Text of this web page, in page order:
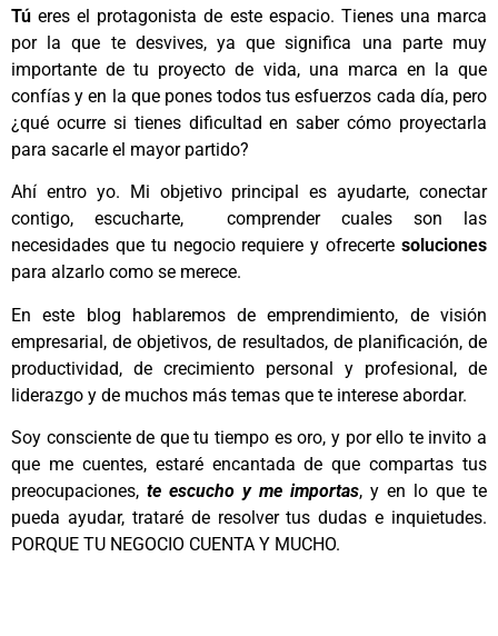
Tú eres el protagonista de este espacio. Tienes una marca
por la que te desvives, ya que significa una parte muy
importante de tu proyecto de vida, una marca en la que
confías y en la que pones todos tus esfuerzos cada día, pero
¿qué ocurre si tienes dificultad en saber cómo proyectarla
para sacarle el mayor partido?
Ahí entro yo. Mi objetivo principal es ayudarte, conectar
contigo, escucharte, comprender cuales son las
necesidades que tu negocio requiere y ofrecerte soluciones
para alzarlo como se merece.
En este blog hablaremos de emprendimiento, de visión
empresarial, de objetivos, de resultados, de planificación, de
productividad, de crecimiento personal y profesional, de
liderazgo y de muchos más temas que te interese abordar.
Soy consciente de que tu tiempo es oro, y por ello te invito a
que me cuentes, estaré encantada de que compartas tus
preocupaciones, te escucho y me importas, y en lo que te
pueda ayudar, trataré de resolver tus dudas e inquietudes.
PORQUE TU NEGOCIO CUENTA Y MUCHO.